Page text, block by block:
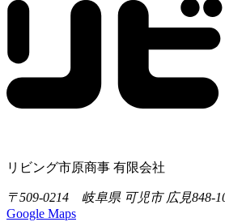
リビング市原商事 有限会社
〒509-0214 岐阜県 可児市 広見848-
Google Maps